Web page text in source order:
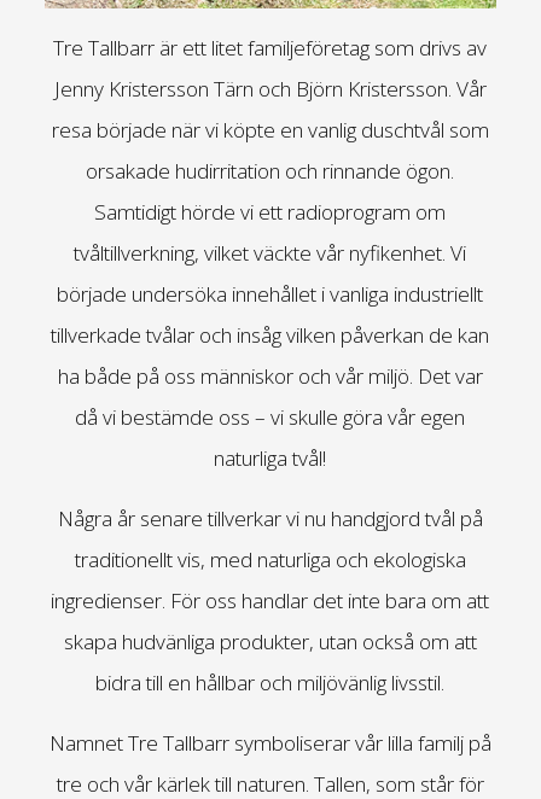
Tre Tallbarr är ett litet familjeföretag som drivs av
Jenny Kristersson Tärn och Björn Kristersson. Vår
resa började när vi köpte en vanlig duschtvål som
orsakade hudirritation och rinnande ögon.
Samtidigt hörde vi ett radioprogram om
tvåltillverkning, vilket väckte vår nyfikenhet. Vi
började undersöka innehållet i vanliga industriellt
tillverkade tvålar och insåg vilken påverkan de kan
ha både på oss människor och vår miljö. Det var
då vi bestämde oss – vi skulle göra vår egen
naturliga tvål!
Några år senare tillverkar vi nu handgjord tvål på
traditionellt vis, med naturliga och ekologiska
ingredienser. För oss handlar det inte bara om att
skapa hudvänliga produkter, utan också om att
bidra till en hållbar och miljövänlig livsstil.
Namnet Tre Tallbarr symboliserar vår lilla familj på
tre och vår kärlek till naturen. Tallen, som står för